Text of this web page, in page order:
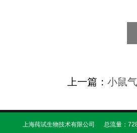
上一篇： 小鼠
上海莼试生物技术有限公司 总流量：